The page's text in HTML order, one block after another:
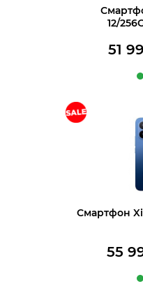
12/
51
Купить в 1
Смартфон
55